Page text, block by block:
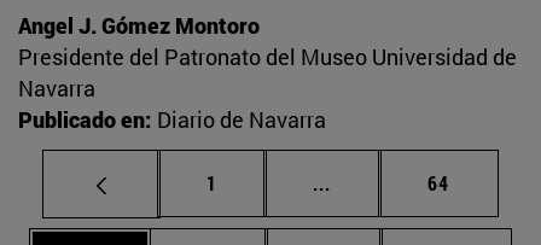
Angel J. Gómez Montoro
Presidente del Patronato del Museo Universidad de
Navarra
Publicado en: Diario de Navarra
Página
1 ... Páginas intermedias
Página
64